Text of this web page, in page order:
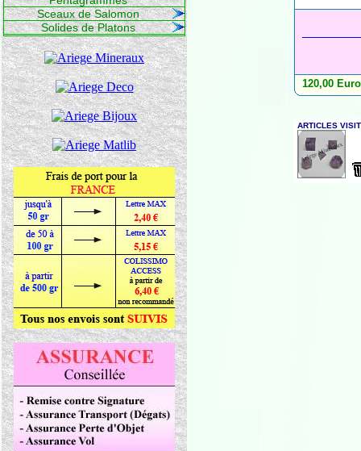
Sceaux de Salomon
Solides de Platons
120,00